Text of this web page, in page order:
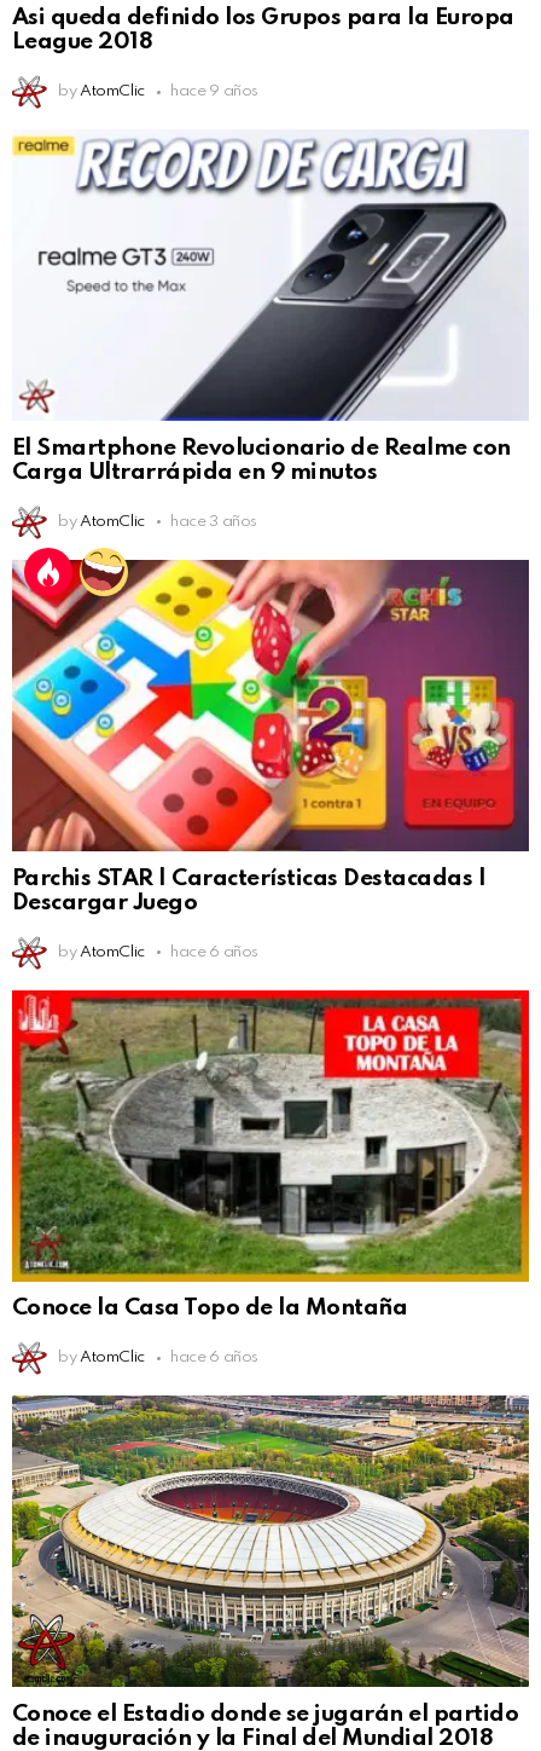
Asi queda definido los Grupos para la Europa
League 2018
by AtomClic hace 9 años
El Smartphone Revolucionario de Realme con
Carga Ultrarrápida en 9 minutos
by AtomClic hace 3 años
Parchis STAR | Características Destacadas |
Descargar Juego
by AtomClic hace 6 años
Conoce la Casa Topo de la Montaña
by AtomClic hace 6 años
Conoce el Estadio donde se jugarán el partido
de inauguración y la Final del Mundial 2018